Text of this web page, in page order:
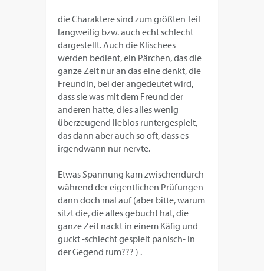
die Charaktere sind zum größten Teil
langweilig bzw. auch echt schlecht
dargestellt. Auch die Klischees
werden bedient, ein Pärchen, das die
ganze Zeit nur an das eine denkt, die
Freundin, bei der angedeutet wird,
dass sie was mit dem Freund der
anderen hatte, dies alles wenig
überzeugend lieblos runtergespielt,
das dann aber auch so oft, dass es
irgendwann nur nervte.
Etwas Spannung kam zwischendurch
während der eigentlichen Prüfungen
dann doch mal auf (aber bitte, warum
sitzt die, die alles gebucht hat, die
ganze Zeit nackt in einem Käfig und
guckt -schlecht gespielt panisch- in
der Gegend rum??? ) .